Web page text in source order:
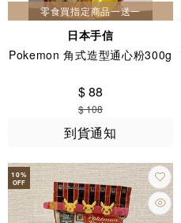
零食買指定商品一送一
日本手信
Pokemon 角式造型通心粉300g
$ 88
$ 108
到貨通知
10%
OFF